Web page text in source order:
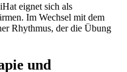
eignet sich als
Im Wechsel mit dem
Rhythmus, der die Übung
und